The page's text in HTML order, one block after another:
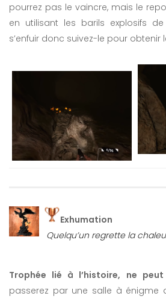
pourrez pas le vaincre, mais le
en utilisant les barils explosifs
s’enfuir donc suivez-le pour obtenir
Exhumation
Quelqu’un regrette la
Trophée lié à l’histoire, ne
passerez par une salle à énigme